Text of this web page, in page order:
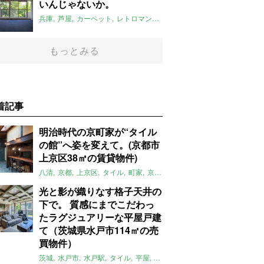
いんじゃないか。
兵庫 芦屋 カーペット レトロマンション
もっとみる
記事
明治時代の京町家が“タイル
の館”へ姿を変えて。(京都市
上京区38㎡の賃貸物件)
八清 京都 上京区 タイル 町家 京町家
光と影が織りなす格子天井の
下で。 質感にまでこだわっ
たラグジュアリーな平屋戸建
て（茨城県水戸市114㎡の売
買物件）
茨城 水戸市 水戸駅 タイル 平屋 一軒家